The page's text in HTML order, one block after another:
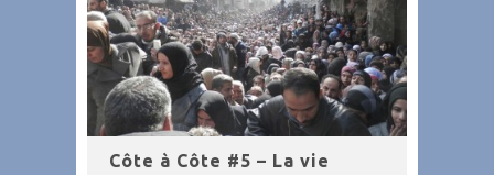
Côte à Côte #5 – La vie